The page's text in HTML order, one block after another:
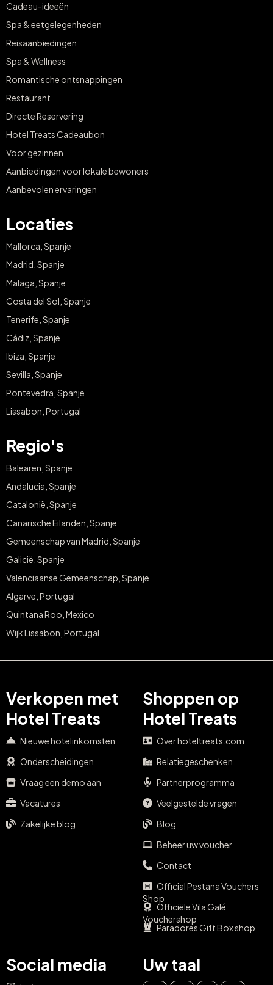
Cadeau-ideeën
Spa & eetgelegenheden
Reisaanbiedingen
Spa & Wellness
Romantische ontsnappingen
Restaurant
Directe Reservering
Hotel Treats Cadeaubon
Voor gezinnen
Aanbiedingen voor lokale bewoners
Aanbevolen ervaringen
Locaties
Mallorca, Spanje
Madrid, Spanje
Malaga, Spanje
Costa del Sol, Spanje
Tenerife, Spanje
Cádiz, Spanje
Ibiza, Spanje
Sevilla, Spanje
Pontevedra, Spanje
Lissabon, Portugal
Regio's
Balearen, Spanje
Andalucia, Spanje
Catalonië, Spanje
Canarische Eilanden, Spanje
Gemeenschap van Madrid, Spanje
Galicië, Spanje
Valenciaanse Gemeenschap, Spanje
Algarve, Portugal
Quintana Roo, Mexico
Wijk Lissabon, Portugal
Verkopen met
Hotel Treats
Nieuwe hotelinkomsten
Onderscheidingen
Vraag een demo aan
Vacatures
Zakelijke blog
Shoppen op
Hotel Treats
Over hoteltreats.com
Relatiegeschenken
Partnerprogramma
Veelgestelde vragen
Blog
Beheer uw voucher
Contact
Official Pestana Vouchers
Shop
Officiële Vila Galé
Vouchershop
Paradores Gift Box shop
Social media Uw taal